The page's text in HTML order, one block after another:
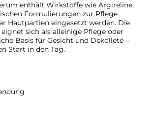
enthält Wirkstoffe wie Argireline,
Formulierungen zur Pflege
Hautpartien eingesetzt werden. Die
sich als alleinige Pflege oder
Basis für Gesicht und Dekolleté –
Start in den Tag.